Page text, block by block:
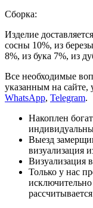
Сборка:
Изделие
сосны 10%, из
8%, из бука 7%, из
Все необходимые
указанным на сайте,
WhatsApp, Telegram.
Накоплен
Выезд
визуализация
Визуализация
Только у нас
исключительно